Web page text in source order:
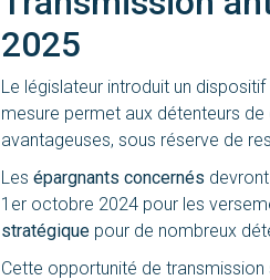
2025
Le législateur introduit un dispositif
mesure permet aux détenteurs
avantageuses, sous réserve de
Les épargnants concernés
1er octobre 2024 pour les
stratégique pour de nombreux
Cette opportunité de